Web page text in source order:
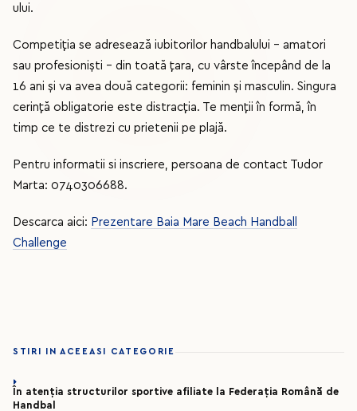
ului.
Competiţia se adresează iubitorilor handbalului - amatori
sau profesionişti - din toată ţara, cu vârste începând de la
16 ani şi va avea două categorii: feminin şi masculin. Singura
cerință obligatorie este distracția. Te menții în formă, în
timp ce te distrezi cu prietenii pe plajă.
Pentru informatii si inscriere, persoana de contact Tudor
Marta: 0740306688.
Descarca aici: Prezentare Baia Mare Beach Handball
Challenge
STIRI IN ACEEASI CATEGORIE
În atenția structurilor sportive afiliate la Federația Română de
Handbal